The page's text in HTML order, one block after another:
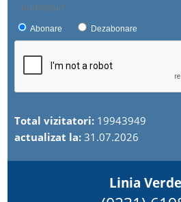
Abonare Dezabonare
Total vizitatori: 19943949
actualizat la:31.07.2026
Linia Verde